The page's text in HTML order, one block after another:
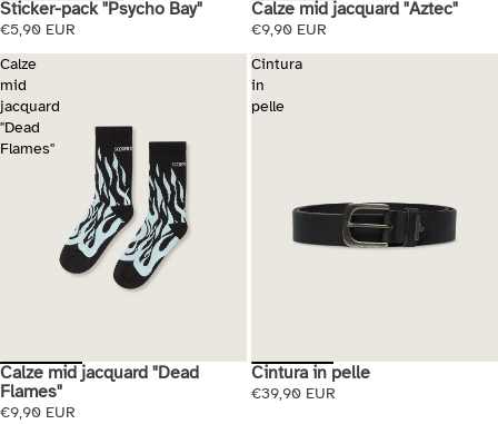
Sticker-pack "Psycho Bay"
€5,90 EUR
Esaurito
Calze mid jacquard "Aztec"
€9,90 EUR
Calze
mid
jacquard
"Dead
Flames"
Esaurito
Calze mid jacquard "Dead
Flames"
€9,90 EUR
Cintura
in
pelle
Cintura in pelle
€39,90 EUR